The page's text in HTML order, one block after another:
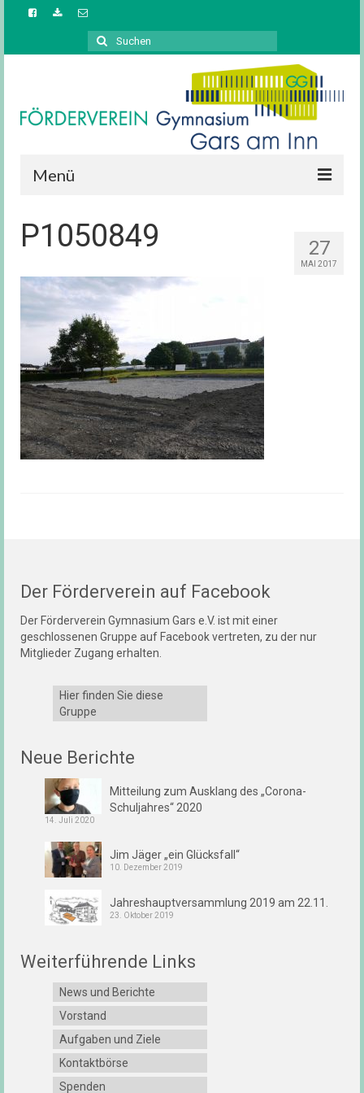
Suchen
nach:
Menü
Vorstand
News / Berichte
Downloads
27
MAI 2017
P1050849
Der Förderverein auf Facebook
Der Förderverein Gymnasium Gars e.V. ist mit einer
geschlossenen Gruppe auf Facebook vertreten, zu der nur
Mitglieder Zugang erhalten.
Hier finden Sie diese
Gruppe
Neue Berichte
Mitteilung zum Ausklang des „Corona-
Schuljahres“ 2020
14. Juli 2020
Jim Jäger „ein Glücksfall“
10. Dezember 2019
Jahreshauptversammlung 2019 am 22.11.
23. Oktober 2019
Weiterführende Links
News und Berichte
Vorstand
Aufgaben und Ziele
Kontaktbörse
Spenden